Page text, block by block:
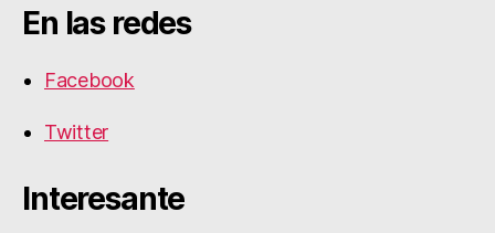
En las redes
Facebook
Twitter
Interesante